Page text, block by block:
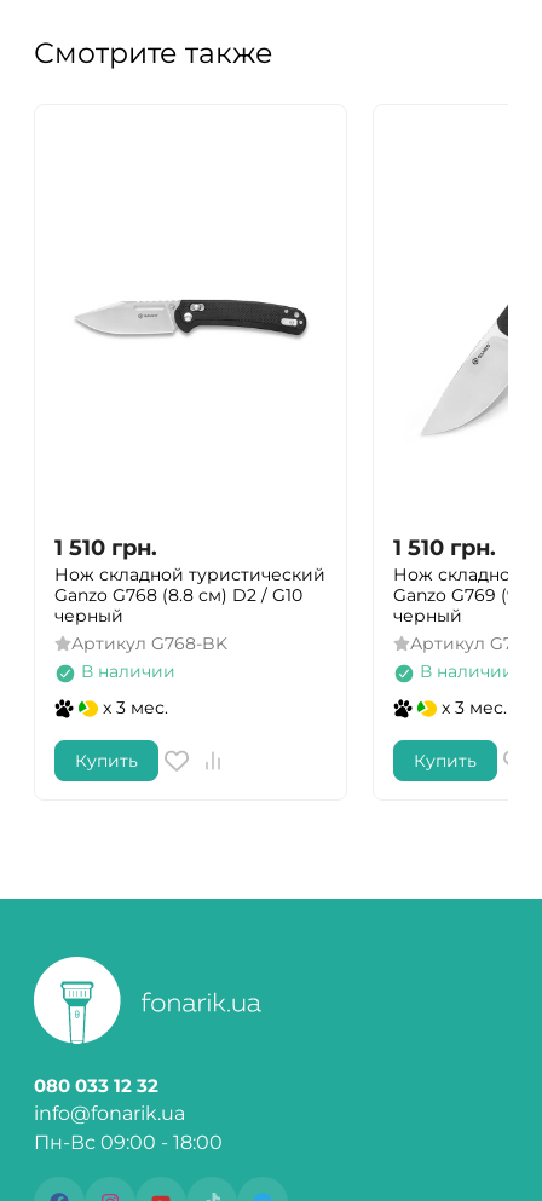
Смотрите также
1 510 грн.
Нож складной туристический
Ganzo G768 (8.8 см) D2 / G10
черный
Артикул G768-BK
В наличии
x 3 мес.
Купить
1 510 грн.
Нож складной
Ganzo G769 (9
черный
Артикул
В наличии
x 3 мес.
Купить
080 033 12 32
info@fonarik.ua
Пн-Вс 09:00 - 18:00